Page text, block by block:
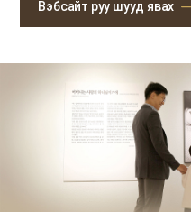
Вэбсайт руу шууд явах